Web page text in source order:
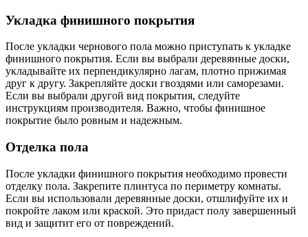
Укладка финишного покрытия
После укладки чернового пола можно приступать к укладке
финишного покрытия. Если вы выбрали деревянные доски,
укладывайте их перпендикулярно лагам, плотно прижимая
друг к другу. Закрепляйте доски гвоздями или саморезами.
Если вы выбрали другой вид покрытия, следуйте
инструкциям производителя. Важно, чтобы финишное
покрытие было ровным и надежным.
Отделка пола
После укладки финишного покрытия необходимо провести
отделку пола. Закрепите плинтуса по периметру комнаты.
Если вы использовали деревянные доски, отшлифуйте их и
покройте лаком или краской. Это придаст полу завершенный
вид и защитит его от повреждений.